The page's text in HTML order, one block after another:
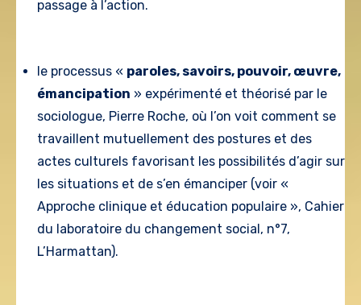
passage à l’action.
le processus « paroles, savoirs, pouvoir, œuvre,
émancipation » expérimenté et théorisé par le
sociologue, Pierre Roche, où l’on voit comment se
travaillent mutuellement des postures et des
actes culturels favorisant les possibilités d’agir sur
les situations et de s’en émanciper (voir «
Approche clinique et éducation populaire », Cahier
du laboratoire du changement social, n°7,
L’Harmattan).